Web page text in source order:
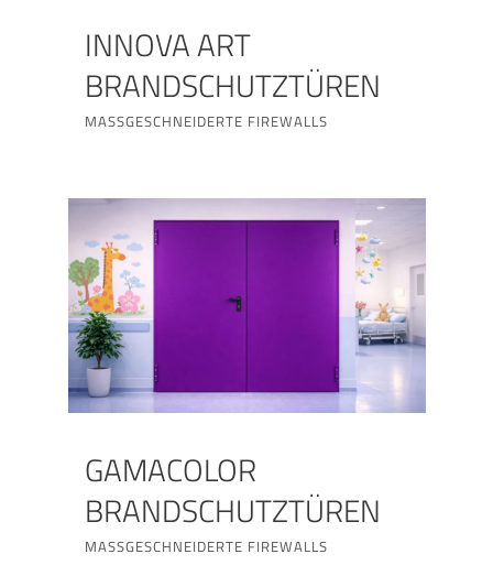
INNOVA ART
BRANDSCHUTZTÜREN
MASSGESCHNEIDERTE FIREWALLS
GAMACOLOR
BRANDSCHUTZTÜREN
MASSGESCHNEIDERTE FIREWALLS